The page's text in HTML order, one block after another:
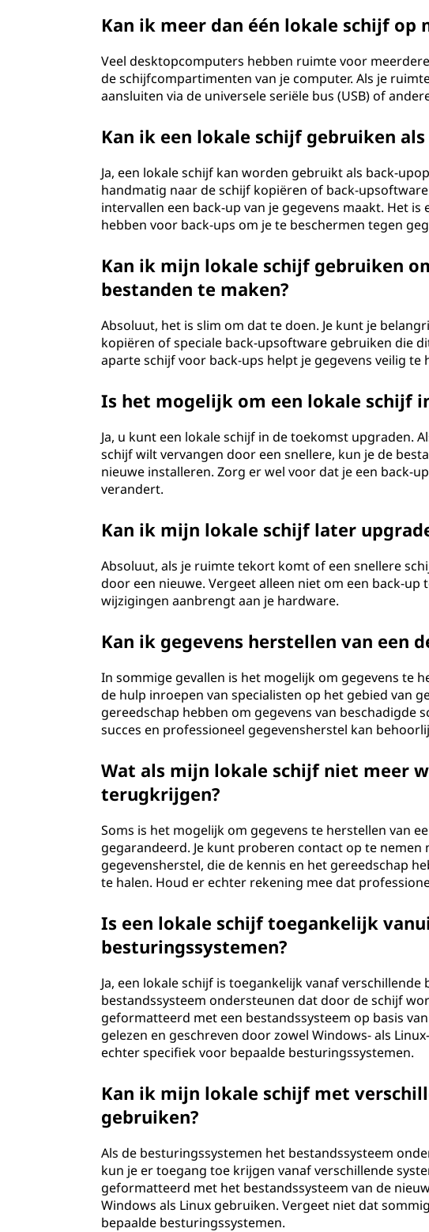
Kan ik meer dan één lokale schijf
Veel desktopcomputers hebben ruimte voor
de schijfcompartimenten van je computer. Als je
aansluiten via de universele seriële bus (USB) of
Kan ik een lokale schijf gebruiken
Ja, een lokale schijf kan worden gebruikt als back-
handmatig naar de schijf kopiëren of back-
intervallen een back-up van je gegevens maakt. Het
hebben voor back-ups om je te beschermen tegen
Kan ik mijn lokale schijf gebruiken
bestanden te maken?
Absoluut, het is slim om dat te doen. Je kunt je
kopiëren of speciale back-upsoftware gebruiken die
aparte schijf voor back-ups helpt je gegevens veilig
Is het mogelijk om een lokale schijf
Ja, u kunt een lokale schijf in de toekomst upgraden.
schijf wilt vervangen door een snellere, kun je de
nieuwe installeren. Zorg er wel voor dat je een back-
verandert.
Kan ik mijn lokale schijf later
Absoluut, als je ruimte tekort komt of een snellere
door een nieuwe. Vergeet alleen niet om een back-up
wijzigingen aanbrengt aan je hardware.
Kan ik gegevens herstellen van een
In sommige gevallen is het mogelijk om gegevens te
de hulp inroepen van specialisten op het gebied van
gereedschap hebben om gegevens van beschadigde
succes en professioneel gegevensherstel kan
Wat als mijn lokale schijf niet meer
terugkrijgen?
Soms is het mogelijk om gegevens te herstellen van
gegarandeerd. Je kunt proberen contact op te
gegevensherstel, die de kennis en het gereedschap
te halen. Houd er echter rekening mee dat
Is een lokale schijf toegankelijk
besturingssystemen?
Ja, een lokale schijf is toegankelijk vanaf
bestandssysteem ondersteunen dat door de schijf
geformatteerd met een bestandssysteem op basis
gelezen en geschreven door zowel Windows- als
echter specifiek voor bepaalde besturingssystemen.
Kan ik mijn lokale schijf met
gebruiken?
Als de besturingssystemen het bestandssysteem
kun je er toegang toe krijgen vanaf verschillende
geformatteerd met het bestandssysteem van de
Windows als Linux gebruiken. Vergeet niet dat
bepaalde besturingssystemen.